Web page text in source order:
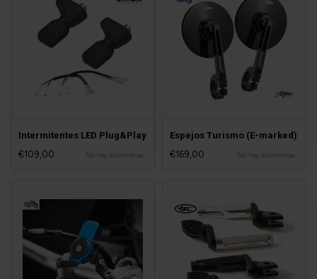
Intermitentes LED Plug&Play
€109,00
No hay existencias
Espejos Turismo (E-marked)
€169,00
No hay existencias